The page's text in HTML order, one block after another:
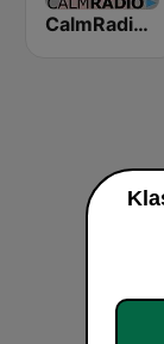
CalmRadio.com - Mozart